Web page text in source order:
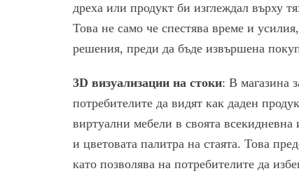
дреха или продукт би изглеждал върху
Това не само че спестява време и
решения, преди да бъде извършена
3D визуализации на стоки: В магазина
потребителите да видят как даден
виртуални мебели в своята всекидневна
и цветовата палитра на стаята. Това
като позволява на потребителите да